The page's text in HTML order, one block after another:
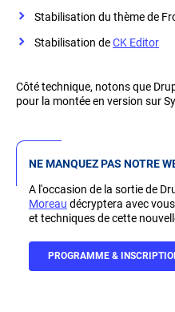
Stabilisation du thème de
Stabilisation deCK Editor
Côté technique, notons que
pour la montée en version sur
NE MANQUEZ PAS NOTRE
A l'occasion de la sortie de
Moreau décryptera avec
et techniques de cette
PROGRAMME &